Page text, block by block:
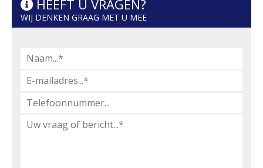
HEEFT U VRAGEN?
WIJ DENKEN GRAAG MET U MEE